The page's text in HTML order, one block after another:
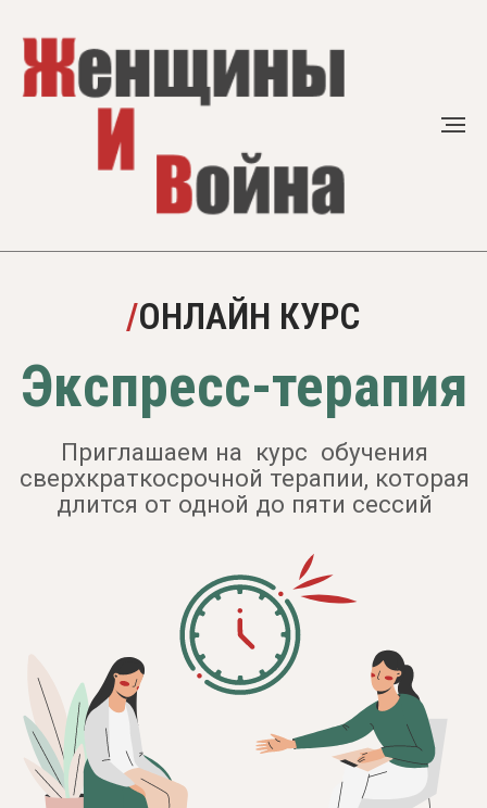
Приглашаем на курс обучения
длится от одной до пяти сессий
Программа
Купить курс в записи